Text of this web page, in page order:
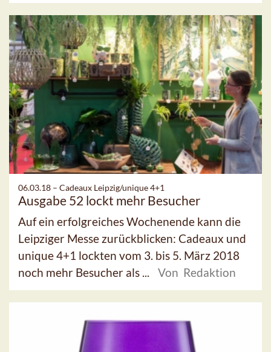
06.03.18 – Cadeaux Leipzig/unique 4+1
Ausgabe 52 lockt mehr Besucher
Auf ein erfolgreiches Wochenende kann die
Leipziger Messe zurückblicken: Cadeaux und
unique 4+1 lockten vom 3. bis 5. März 2018
noch mehr Besucher als ...
Von Redaktion